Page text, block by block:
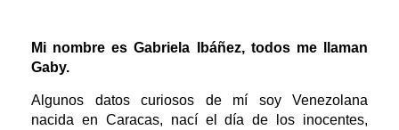
Mi nombre es Gabriela Ibáñez, todos me llaman
Gaby.
Algunos datos curiosos de mí soy Venezolana
nacida en Caracas, nací el día de los inocentes,